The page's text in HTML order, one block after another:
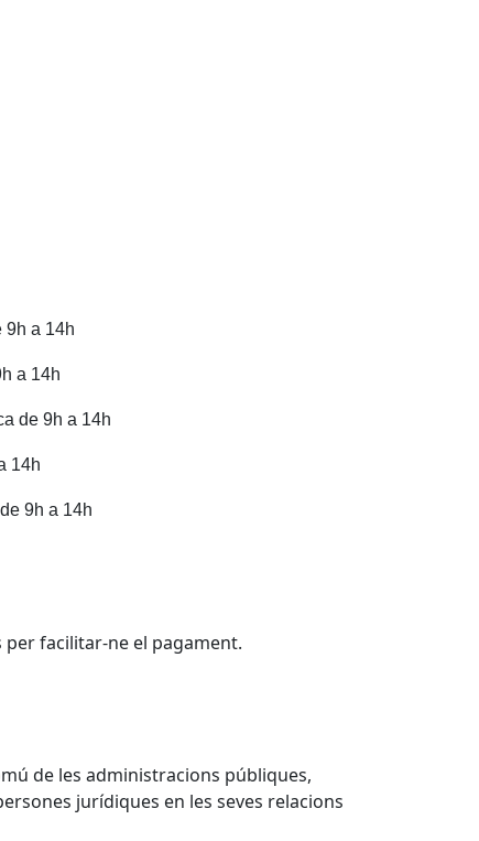
9h a 14h
a 14h
de 9h a 14h
14h
9h a 14h
facilitar-ne el pagament.
de les administracions públiques,
jurídiques en les seves relacions